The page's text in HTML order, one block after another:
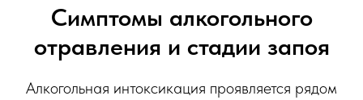
Симптомы алкогольного
отравления и стадии запоя
Алкогольная интоксикация проявляется рядом